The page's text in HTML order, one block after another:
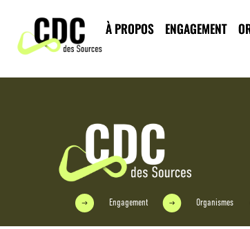
À PROPOS ENGAGEMENT
Le P’tit
Engagement Organismes